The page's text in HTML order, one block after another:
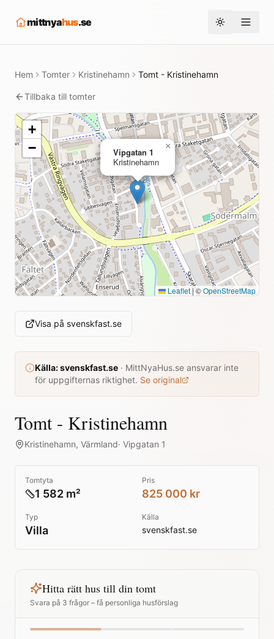
mittnyahus.se Toggle theme
Hem Tomter Kristinehamn Tomt - Kristinehamn
Tillbaka till tomter
Vipgatan 1
Kristinehamn
×
+
−
Leaflet|©OpenStreetMap
Visa på svenskfast.se
Källa:svenskfast.se · MittNyaHus.se ansvarar inte
för uppgifternas riktighet. Se original
Tomt - Kristinehamn
Kristinehamn, Värmland· Vipgatan 1
Tomtyta
1 582 m²
Pris
825 000 kr
Typ
Villa
Källa
svenskfast.se
Hitta rätt hus till din tomt
Svara på 3 frågor – få personliga husförslag